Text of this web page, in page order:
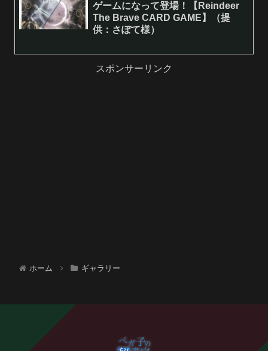
ゲームになって登場！【Reindeer
The Brave CARD GAME】（提
供：さぽて様）
スポンサーリンク
ホーム ギャラリー